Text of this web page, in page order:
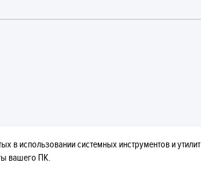
в использовании системных инструментов и утилит
вашего ПК.